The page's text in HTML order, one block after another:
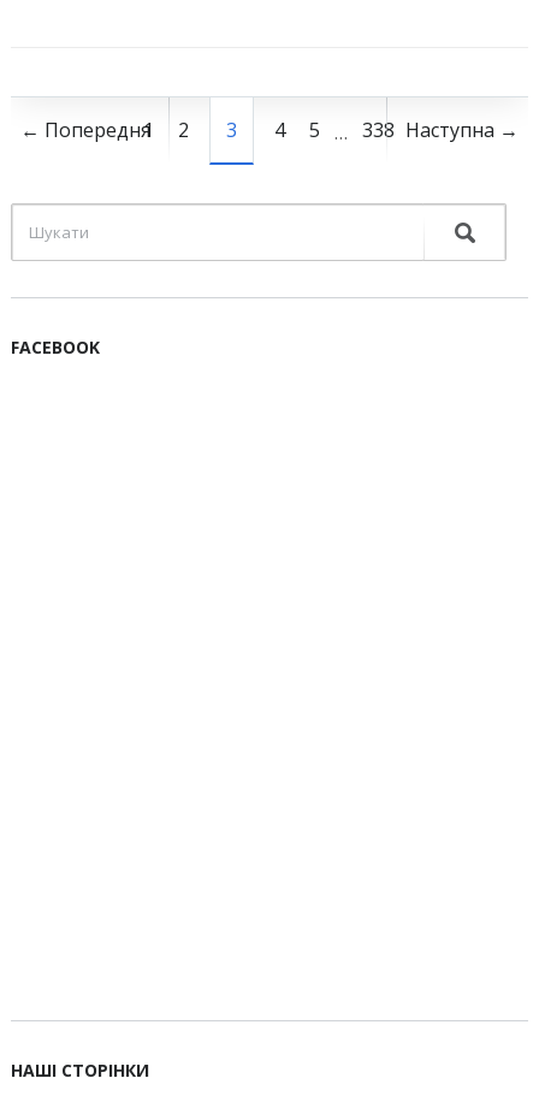
← Попередня
1 2 3 4 5 … 338 Наступна →
FACEBOOK
НАШІ СТОРІНКИ